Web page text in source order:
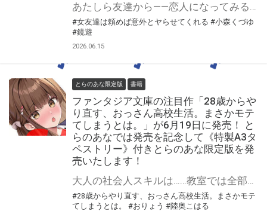
あたしら友達から――恋人になってみる? スニーカー文庫より 『女友達は頼めば意外とヤらせてくれる』第8巻が7月1日(水)に発売！ とらのあなでは発売を記念して「特製A3タペストリー付き」とらのあな限定版を発売いたします。 とらのあな限定版の数は限られていますので是非お早めにお求めください！
#女友達は頼めば意外とヤらせてくれる #小森くづゆ
#鏡遊
2026.06.15
とらのあな限定版 書籍
ファンタジア文庫の注目作「28歳からや
り直す、おっさん高校生活。まさかモテ
てしまうとは。」が6月19日に発売！ と
らのあなでは発売を記念して《特製A3タ
ペストリー》付きとらのあな限定版を発
売いたします！
大人の社会人スキルは……教室では全部チートで頼られまくり!? 「28歳からやり直す、おっさん高校生活。まさかモテてしまうとは。」が6月19日(金)に発売！ とらのあなでは発売を記念して「特製A3タペストリー」付きとらのあな限定版を発売いたします。 とらのあな限定版は数量限定となりますので是非お早めにお求めください！
#28歳からやり直す、おっさん高校生活。まさかモテ
てしまうとは。
#おりょう #陸奥こはる